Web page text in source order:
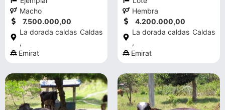
Macho
7.500.000,00
La dorada caldas
,
Caldas
Emirat
Hembra
4.200.000,00
La dorada caldas
,
Caldas
Emirat